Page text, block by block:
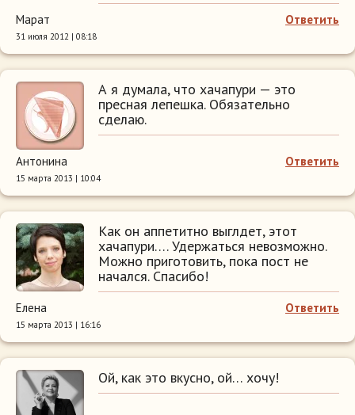
Ответить
Марат
31 июля 2012 | 08:18
А я думала, что хачапури — это
пресная лепешка. Обязательно
сделаю.
Ответить
Антонина
15 марта 2013 | 10:04
Как он аппетитно выглдет, этот
хачапури…. Удержаться невозможно.
Можно приготовить, пока пост не
начался. Спасибо!
Ответить
Елена
15 марта 2013 | 16:16
Ой, как это вкусно, ой… хочу!